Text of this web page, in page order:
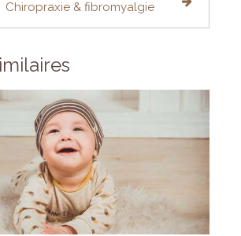
Chiropraxie & fibromyalgie